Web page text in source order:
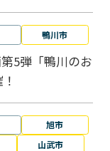
鴨川市
5弾「鴨川のお
旭市
山武市